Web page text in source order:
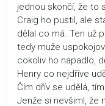
jednou skončí, že to
Craig ho pustil, ale
dělal co má. Ten už
tedy muže
cokoliv ho napadlo,
Henry co nejdříve
Čím dřív se udělá,
Jenže si nevšiml, že